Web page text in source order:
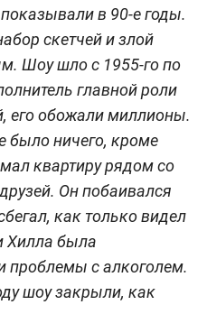
в 90-е годы.
скетчей и злой
Шоу шло с 1955-го по
главной роли
его обожали миллионы.
было ничего, кроме
квартиру рядом со
Он побаивался
как только видел
Хилла была
проблемы с алкоголем.
шоу закрыли, как